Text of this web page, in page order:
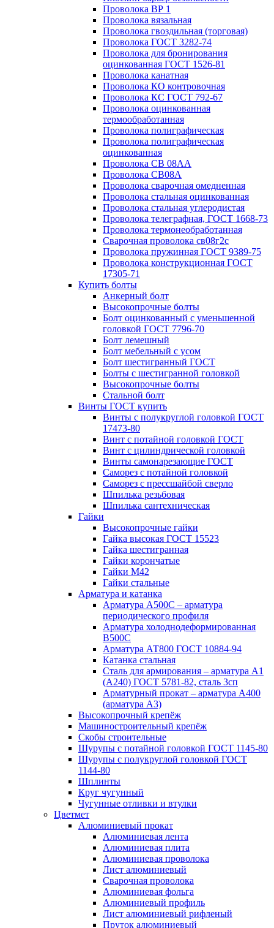
Проволока ВР 1
Проволока вязальная
Проволока гвоздильная (торговая)
Проволока ГОСТ 3282-74
Проволока для бронирования
оцинкованная ГОСТ 1526-81
Проволока канатная
Проволока КО контровочная
Проволока КС ГОСТ 792-67
Проволока оцинкованная
термообработанная
Проволока полиграфическая
Проволока полиграфическая
оцинкованная
Проволока СВ 08АА
Проволока СВ08А
Проволока сварочная омедненная
Проволока стальная оцинкованная
Проволока стальная углеродистая
Проволока телеграфная, ГОСТ 1668-73
Проволока термонеобработанная
Сварочная проволока св08г2с
Проволока пружинная ГОСТ 9389-75
Проволока конструкционная ГОСТ
17305-71
Купить болты
Анкерный болт
Высокопрочные болты
Болт оцинкованный с уменьшенной
головкой ГОСТ 7796-70
Болт лемешный
Болт мебельный с усом
Болт шестигранный ГОСТ
Болты с шестигранной головкой
Высокопрочные болты
Стальной болт
Винты ГОСТ купить
Винты с полукруглой головкой ГОСТ
17473-80
Винт с потайной головкой ГОСТ
Винт с цилиндрической головкой
Винты самонарезающие ГОСТ
Саморез с потайной головкой
Саморез с прессшайбой сверло
Шпилька резьбовая
Шпилька сантехническая
Гайки
Высокопрочные гайки
Гайка высокая ГОСТ 15523
Гайка шестигранная
Гайки корончатые
Гайки М42
Гайки стальные
Арматура и катанка
Арматура А500С – арматура
периодического профиля
Арматура холоднодеформированная
В500С
Арматура АТ800 ГОСТ 10884-94
Катанка стальная
Сталь для армирования – арматура А1
(А240) ГОСТ 5781-82, сталь 3сп
Арматурный прокат – арматура А400
(арматура А3)
Высокопрочный крепёж
Машиностроительный крепёж
Скобы строительные
Шурупы с потайной головкой ГОСТ 1145-80
Шурупы с полукруглой головкой ГОСТ
1144-80
Шплинты
Круг чугунный
Чугунные отливки и втулки
Цветмет
Алюминиевый прокат
Алюминиевая лента
Алюминиевая плита
Алюминиевая проволока
Лист алюминиевый
Сварочная проволока
Алюминиевая фольга
Алюминиевый профиль
Лист алюминиевый рифленый
Пруток алюминиевый